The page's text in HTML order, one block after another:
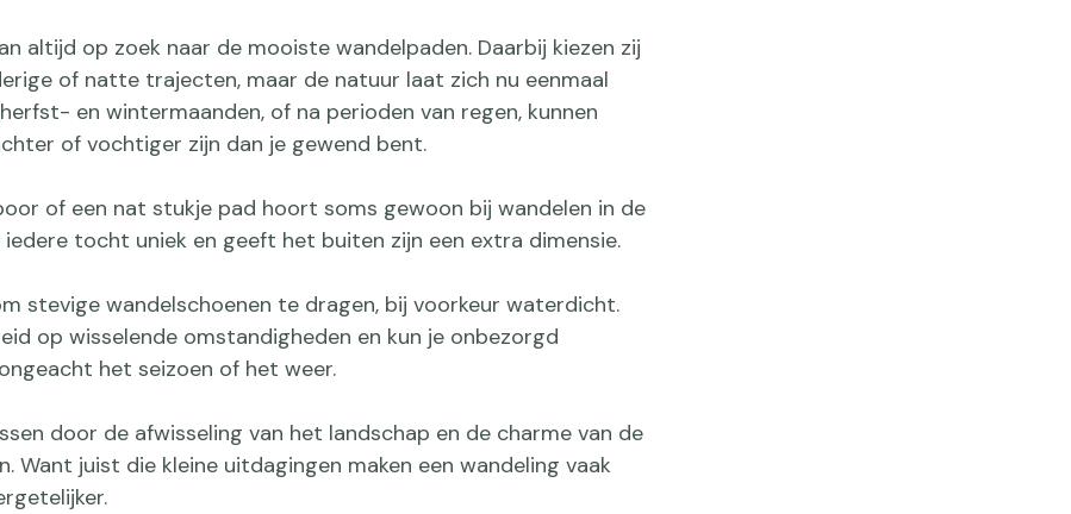
altijd op zoek naar de mooiste wandelpaden. Daarbij kiezen zij
of natte trajecten, maar de natuur laat zich nu eenmaal
en wintermaanden, of na perioden van regen, kunnen
of vochtiger zijn dan je gewend bent.
of een nat stukje pad hoort soms gewoon bij wandelen in de
tocht uniek en geeft het buiten zijn een extra dimensie.
stevige wandelschoenen te dragen, bij voorkeur waterdicht.
op wisselende omstandigheden en kun je onbezorgd
het seizoen of het weer.
door de afwisseling van het landschap en de charme van de
Want juist die kleine uitdagingen maken een wandeling vaak